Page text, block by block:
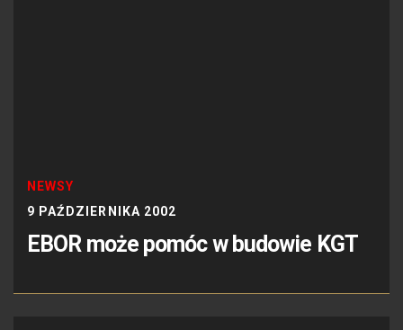
NEWSY
9 PAŹDZIERNIKA 2002
EBOR może pomóc w budowie KGT